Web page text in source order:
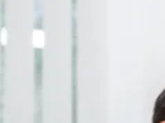
Silvestre
Aldeinha
Santa Luzia